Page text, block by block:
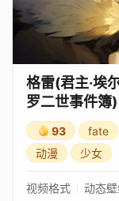
格雷(君主·埃
罗二世事件簿)
93
fate
动漫
少女
视频格式 动态壁